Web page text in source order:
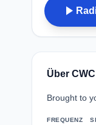
play_arrow
Über
Brought to
FREQUENZ